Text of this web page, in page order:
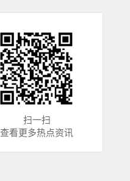
扫一扫
查看更多热点资讯